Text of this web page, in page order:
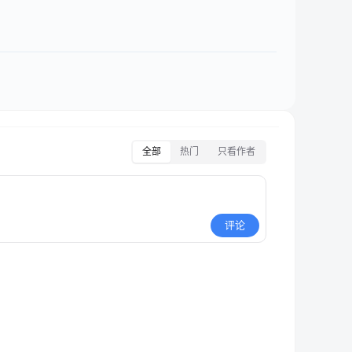
全部 热门 只看作者
评论